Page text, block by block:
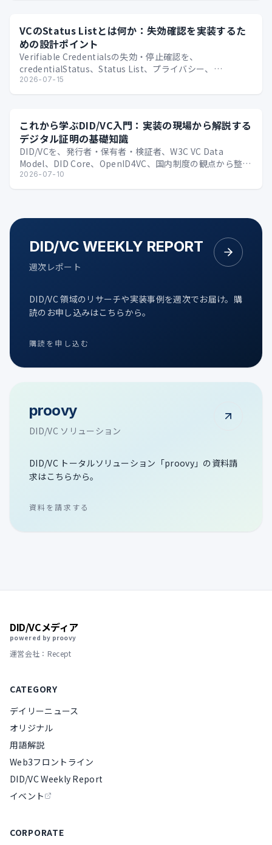
VCのStatus Listとは何か：失効確認を実装するた
めの設計ポイント
Verifiable Credentialsの失効・停止確認を、
credentialStatus、Status List、プライバシー、
Issuer/Verif…
2026-07-15
これから学ぶDID/VC入門：実装の現場から解説する
デジタル証明の基礎知識
DID/VCを、発行者・保有者・検証者、W3C VC Data
Model、DID Core、OpenID4VC、国内制度の観点から整理
する技術入門。
2026-07-10
DID/VC WEEKLY REPORT
週次レポート
DID/VC 領域のリサーチや実装事例を週次でお届け。購
読のお申し込みはこちらから。
購読を申し込む
proovy
DID/VC ソリューション
DID/VC トータルソリューション「proovy」の資料請
求はこちらから。
資料を請求する
DID/VCメディア
powered by proovy
運営会社：Recept
CATEGORY
デイリーニュース
オリジナル
用語解説
Web3フロントライン
DID/VC Weekly Report
イベント
CORPORATE